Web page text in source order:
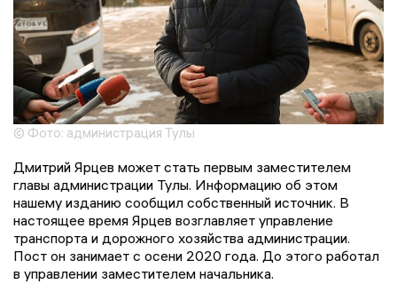
© Фото: администрация Тулы
Дмитрий Ярцев может стать первым заместителем
главы администрации Тулы. Информацию об этом
нашему изданию сообщил собственный источник. В
настоящее время Ярцев возглавляет управление
транспорта и дорожного хозяйства администрации.
Пост он занимает с осени 2020 года. До этого работал
в управлении заместителем начальника.